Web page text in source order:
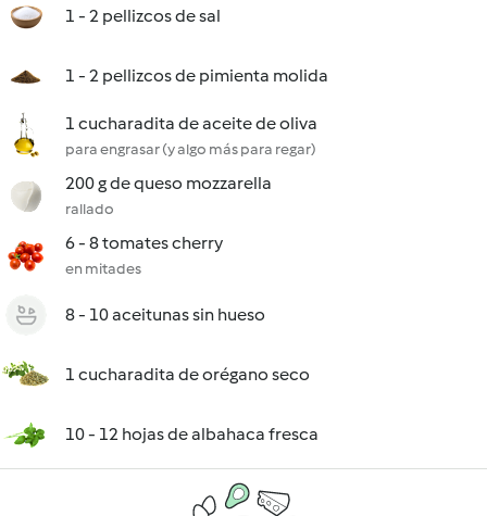
1 - 2 pellizcos de sal
1 - 2 pellizcos de pimienta molida
1 cucharadita de aceite de oliva
para engrasar (y algo más para regar)
200 g de queso mozzarella
rallado
6 - 8 tomates cherry
en mitades
8 - 10 aceitunas sin hueso
1 cucharadita de orégano seco
10 - 12 hojas de albahaca fresca